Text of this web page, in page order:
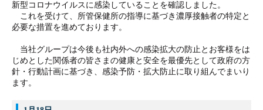
新型コロナウイルスに感染していることを確認しました。
これを受けて、所管保健所の指導に基づき濃厚接触者の特定と
必要な措置を進めております。
当社グループは今後も社内外への感染拡大の防止とお客様をは
じめとした関係者の皆さまの健康と安全を最優先として政府の方
針・行動計画に基づき、感染予防・拡大防止に取り組んでまいり
ます。